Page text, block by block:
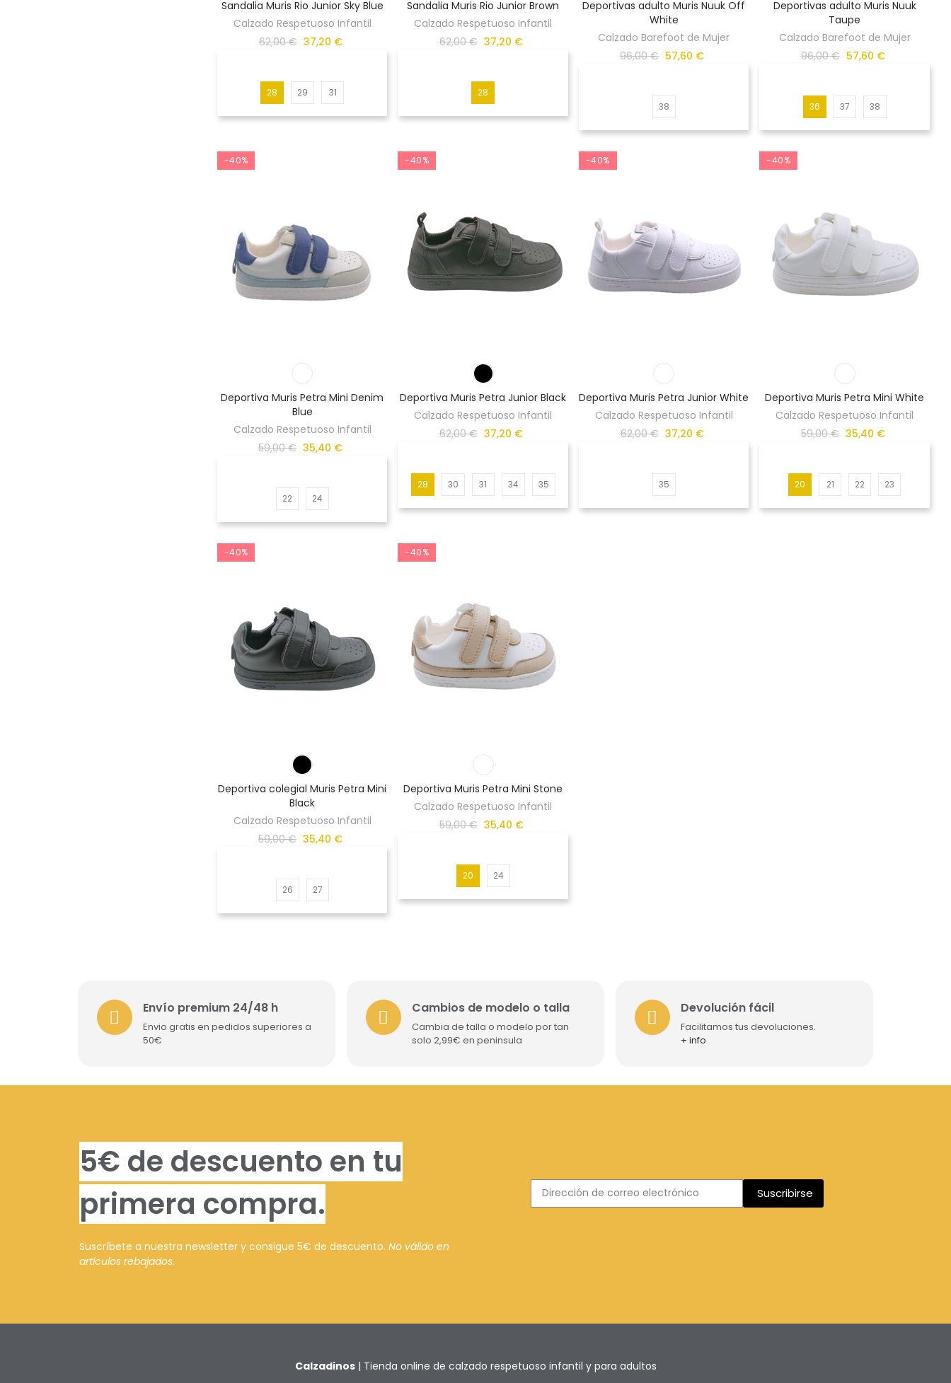
Sandalia Muris Rio Junior Sky Blue
Calzado Respetuoso Infantil
62,00 € 37,20 €
28 29 31
Sandalia Muris Rio Junior Brown
Calzado Respetuoso Infantil
62,00 € 37,20 €
28
Deportivas adulto Muris Nuuk Off
White
Calzado Barefoot de Mujer
96,00 € 57,60 €
38
Deportivas adulto Muris Nuuk
Taupe
Calzado Barefoot de Mujer
96,00 € 57,60 €
36 37 38
-40%
Deportiva Muris Petra Mini Denim
Blue
Calzado Respetuoso Infantil
59,00 € 35,40 €
22 24
-40%
Deportiva Muris Petra Junior Black
Calzado Respetuoso Infantil
62,00 € 37,20 €
28 30 31 34 35
-40%
Deportiva Muris Petra Junior White
Calzado Respetuoso Infantil
62,00 € 37,20 €
35
-40%
Deportiva Muris Petra Mini White
Calzado Respetuoso Infantil
59,00 € 35,40 €
20 21 22 23
-40%
Deportiva colegial Muris Petra Mini
Black
Calzado Respetuoso Infantil
59,00 € 35,40 €
26 27
-40%
Deportiva Muris Petra Mini Stone
Calzado Respetuoso Infantil
59,00 € 35,40 €
20 24
Envío premium 24/48 h
Envio gratis en pedidos superiores a
50€
Cambios de modelo o talla
Cambia de talla o modelo por tan
solo 2,99€ en peninsula
Devolución fácil
Facilitamos tus devoluciones.
+ info
5€ de descuento en tu
primera compra.
Suscríbete a nuestra newsletter y consigue 5€ de descuento. No válido en
artículos rebajados.
Suscribirse
Calzadinos| Tienda online de calzado respetuoso infantil y para adultos